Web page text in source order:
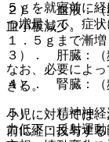
２）． 血液：（
血小板減少。
３）． 肝臓：（
４）． 腎臓：（
５）． 精神神経
力低下・反射運
５ｇを就寝前に
つ増量して、症
１．５ｇまで漸
なお、必要によ
きる。
小児に対しては
前に経口投与す